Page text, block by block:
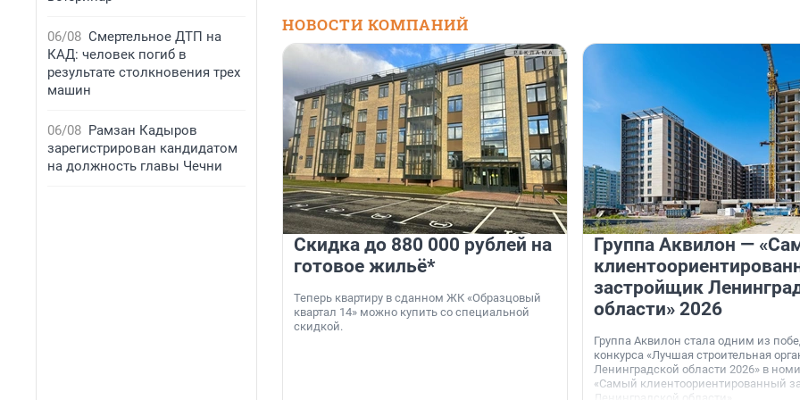
06/08 Смертельное ДТП на
КАД: человек погиб в
результате столкновения трех
машин
06/08 Рамзан Кадыров
зарегистрирован кандидатом
на должность главы Чечни
НОВОСТИ КОМПАНИЙ
Скидка до 880 000 рублей на
готовое жильё*
Теперь квартиру в сданном ЖК «Образцовый
квартал 14» можно купить со специальной
скидкой.
Группа Аквилон —
застройщик
области» 2026
Группа Аквилон стала одним из
конкурса «Лучшая строительная
Ленинградской области 2026» в
«Самый клиентоориентированный